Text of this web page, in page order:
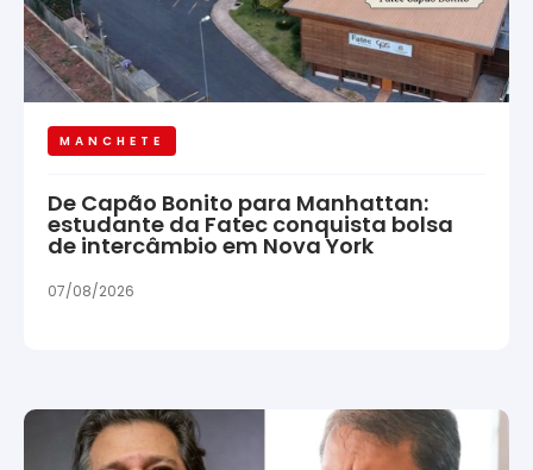
MANCHETE
De Capão Bonito para Manhattan:
estudante da Fatec conquista bolsa
de intercâmbio em Nova York
07/08/2026